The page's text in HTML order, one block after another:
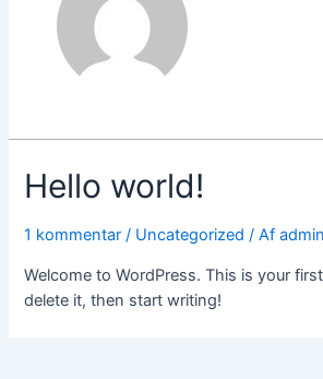
Hello world!
1 kommentar / Uncategorized / Afadmin
Welcome to WordPress. This is your
delete it, then start writing!